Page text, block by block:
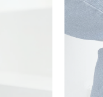
ortaya çıkarmada
taşıyabilirsiniz.
gelir. Yani
uygun olan ve tarzına
deriden
herhangi bir katkı
görünüşü ile dikkat